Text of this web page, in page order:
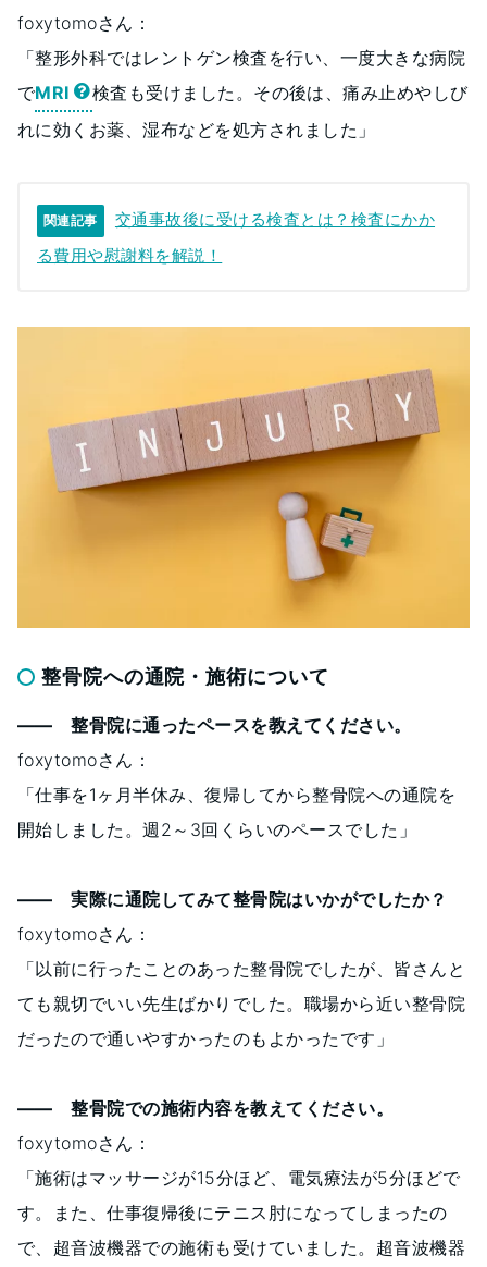
foxytomoさん：
「整形外科ではレントゲン検査を行い、一度大きな病院
でMRI
検査も受けました。その後は、痛み止めやしび
れに効くお薬、湿布などを処方されました」
関連記事
交通事故後に受ける検査とは？検査にかか
る費用や慰謝料を解説！
整骨院への通院・施術について
―― 整骨院に通ったペースを教えてください。
foxytomoさん：
「仕事を1ヶ月半休み、復帰してから整骨院への通院を
開始しました。週2～3回くらいのペースでした」
―― 実際に通院してみて整骨院はいかがでしたか？
foxytomoさん：
「以前に行ったことのあった整骨院でしたが、皆さんと
ても親切でいい先生ばかりでした。職場から近い整骨院
だったので通いやすかったのもよかったです」
―― 整骨院での施術内容を教えてください。
foxytomoさん：
「施術はマッサージが15分ほど、電気療法が5分ほどで
す。また、仕事復帰後にテニス肘になってしまったの
で、超音波機器での施術も受けていました。超音波機器